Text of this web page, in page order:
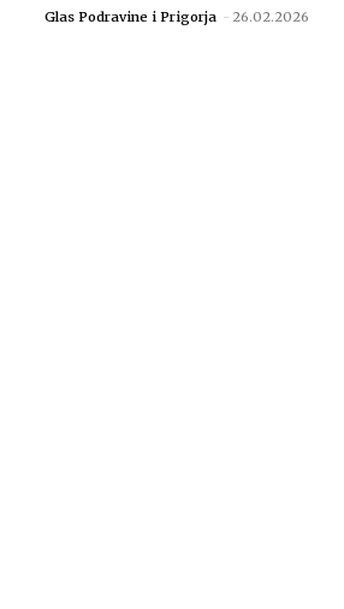
Glas Podravine i Prigorja - 26.02.2026